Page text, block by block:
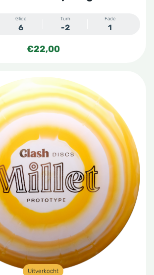
Glide
6
Turn
-2
Fade
1
€22,00
Uitverkocht